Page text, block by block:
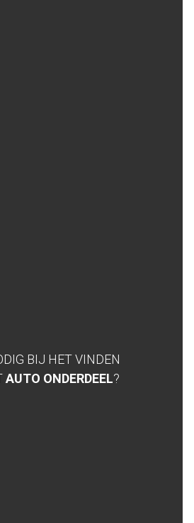
BIJ HET VINDEN
AUTO ONDERDEEL?